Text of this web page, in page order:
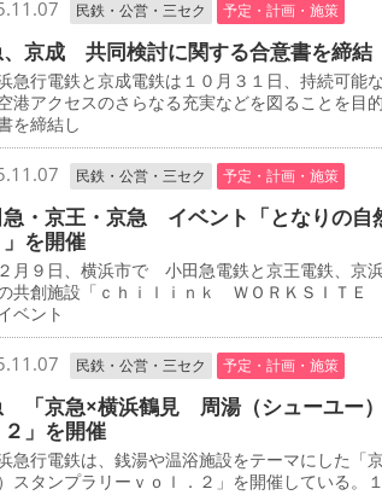
民鉄・公営・三セク 予定・計画・施策
、京成 共同検討に関する合意書を締
急行電鉄と京成電鉄は１０月３１日、持続可能
港アクセスのさらなる充実などを図ることを目
を締結し
民鉄・公営・三セク 予定・計画・施策
・京王・京急 イベント「となりの自
」を開催
月９日、横浜市で 小田急電鉄と京王電鉄、京
共創施設「ｃｈｉｌｉｎｋ ＷＯＲＫＳＩＴＥ
ベント
民鉄・公営・三セク 予定・計画・施策
「京急×横浜鶴見 周湯（シューユー）
２」を開催
急行電鉄は、銭湯や温浴施設をテーマにした「
スタンプラリーｖｏｌ．２」を開催している。